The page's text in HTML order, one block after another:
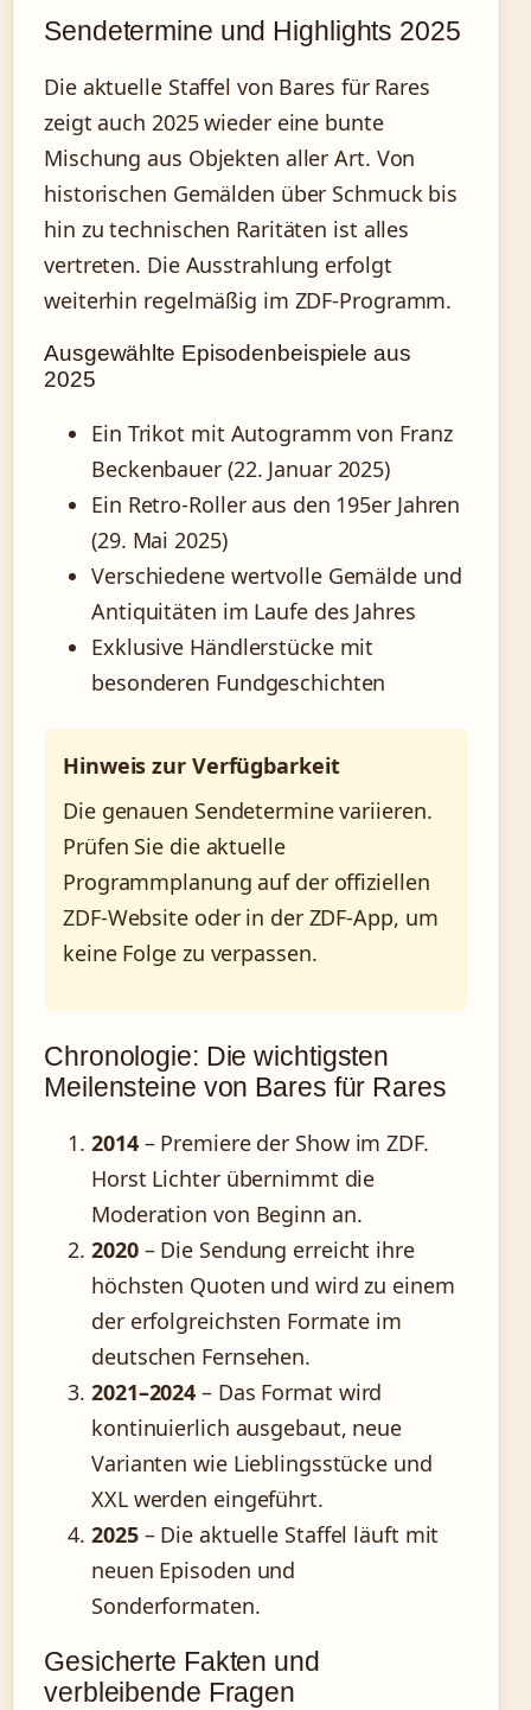
Sendetermine und Highlights 2025
Die aktuelle Staffel von Bares für Rares
zeigt auch 2025 wieder eine bunte
Mischung aus Objekten aller Art. Von
historischen Gemälden über Schmuck bis
hin zu technischen Raritäten ist alles
vertreten. Die Ausstrahlung erfolgt
weiterhin regelmäßig im ZDF-Programm.
Ausgewählte Episodenbeispiele aus
2025
Ein Trikot mit Autogramm von Franz
Beckenbauer (22. Januar 2025)
Ein Retro-Roller aus den 195er Jahren
(29. Mai 2025)
Verschiedene wertvolle Gemälde und
Antiquitäten im Laufe des Jahres
Exklusive Händlerstücke mit
besonderen Fundgeschichten
Hinweis zur Verfügbarkeit
Die genauen Sendetermine variieren.
Prüfen Sie die aktuelle
Programmplanung auf der offiziellen
ZDF-Website oder in der ZDF-App, um
keine Folge zu verpassen.
Chronologie: Die wichtigsten
Meilensteine von Bares für Rares
2014– Premiere der Show im ZDF.
Horst Lichter übernimmt die
Moderation von Beginn an.
2020– Die Sendung erreicht ihre
höchsten Quoten und wird zu einem
der erfolgreichsten Formate im
deutschen Fernsehen.
2021–2024 – Das Format wird
kontinuierlich ausgebaut, neue
Varianten wie Lieblingsstücke und
XXL werden eingeführt.
2025– Die aktuelle Staffel läuft mit
neuen Episoden und
Sonderformaten.
Gesicherte Fakten und
verbleibende Fragen